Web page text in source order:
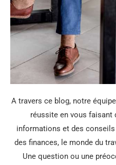
A travers ce blog, notre
réussite en vous faisant
informations et des
des finances, le monde du
Une question ou une